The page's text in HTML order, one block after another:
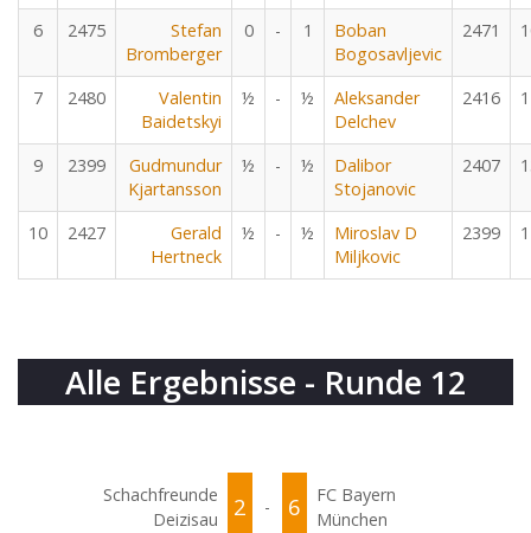
6 2475
Stefan
Bromberger
0 - 1
Boban
Bogosavljevic
2471
7 2480
Valentin
Baidetskyi
½ - ½
Aleksander
Delchev
2416
9 2399
Gudmundur
Kjartansson
½ - ½
Dalibor
Stojanovic
2407
10 2427
Gerald
Hertneck
½ - ½
Miroslav D
Miljkovic
2399
Alle Ergebnisse - Runde 12
Schachfreunde
Deizisau
2 - 6
FC Bayern
München